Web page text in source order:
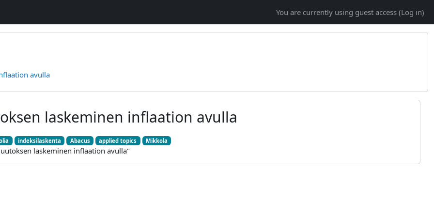
You are currently using guest access (Log in)
avulla
laskeminen inflaation avulla
indeksilaskenta Abacus applied topics Mikkola
laskeminen inflaation avulla"